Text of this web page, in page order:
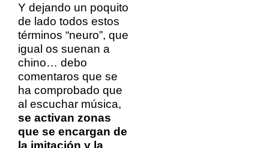
Y dejando un poquito
de lado todos estos
términos “neuro”, que
igual os suenan a
chino… debo
comentaros que se
ha comprobado que
al escuchar música,
se activan zonas
que se encargan de
la imitación y la